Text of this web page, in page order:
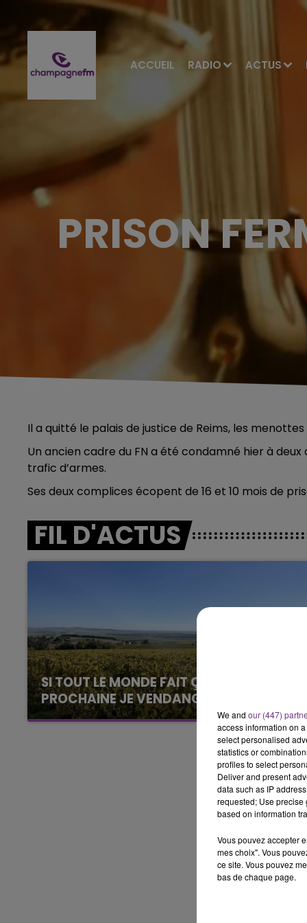
ACCUEIL RADIO ACTUS
5h00 - 6h00
LE BEST OF DE LA FAMILLE
CHAMPAGNE FM
PRISON
Il a quitté le palais de justice de Reims, les
Un ancien cadre du FN a été condamné hier à
trafic d’armes.
Ses deux complices écopent de 16 et 10 mois de
FIL D'ACTUS
SI TOUT LE MONDE FAIT ÇA, MOI L'ANNÉE
PROCHAINE JE VENDANGE EN...
La vendange en Champagne a débuté ce jeudi
6 août dans la commune de Montgueux (Aube).
We and our (447)
access information on
select personalised
statistics or
profiles to select
Deliver and present
data such as IP
requested; Use precise
based on information
Vous pouvez accepter
mes choix". Vous
ce site. Vous pouvez
bas de chaque page.